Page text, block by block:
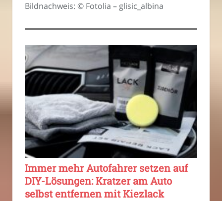
Bildnachweis: © Fotolia – glisic_albina
Immer mehr Autofahrer setzen auf
DIY-Lösungen: Kratzer am Auto
selbst entfernen mit Kiezlack